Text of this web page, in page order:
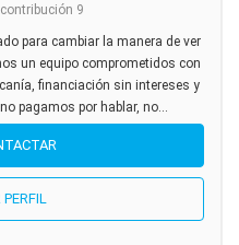
9
para cambiar la manera de ver
un equipo comprometidos con
financiación sin intereses y
pagamos por hablar, no...
PERFIL